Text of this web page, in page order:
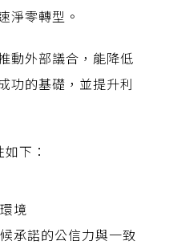
淨零轉型。
動外部議合，能降低
功的基礎，並提升利
下：
境
承諾的公信力與一致